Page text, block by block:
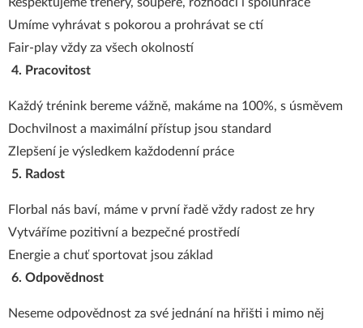
Umíme vyhrávat s pokorou a prohrávat se ctí
Fair-play vždy za všech okolností
4. Pracovitost
Každý trénink bereme vážně, makáme na 100%, s úsměvem
Dochvilnost a maximální přístup jsou standard
Zlepšení je výsledkem každodenní práce
5. Radost
Florbal nás baví, máme v první řadě vždy radost ze hry
Vytváříme pozitivní a bezpečné prostředí
Energie a chuť sportovat jsou základ
6. Odpovědnost
Neseme odpovědnost za své jednání na hřišti i mimo něj